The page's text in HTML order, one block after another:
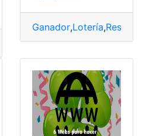
número,Sorteo
Ganador,Lotería,